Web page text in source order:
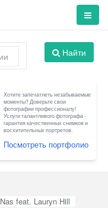
Найти
Хотите запечатлеть незабываемые
моменты? Доверьте свои
фотографии профессионалу!
Услуги талантливого фотографа -
гарантия качественных снимков и
восхитительных портретов.
Посмотреть портфолио
Nas feat. Lauryn Hill